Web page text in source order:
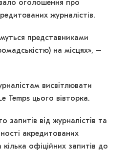
оголошення про
журналістів.
представниками
на місцях», –
висвітлювати
Temps цього вівторка.
запитів від журналістів та
акредитованих
офіційних запитів до